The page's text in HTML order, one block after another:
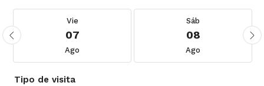
Vie
07
Ago
Sáb
08
Ago
Tipo de visita